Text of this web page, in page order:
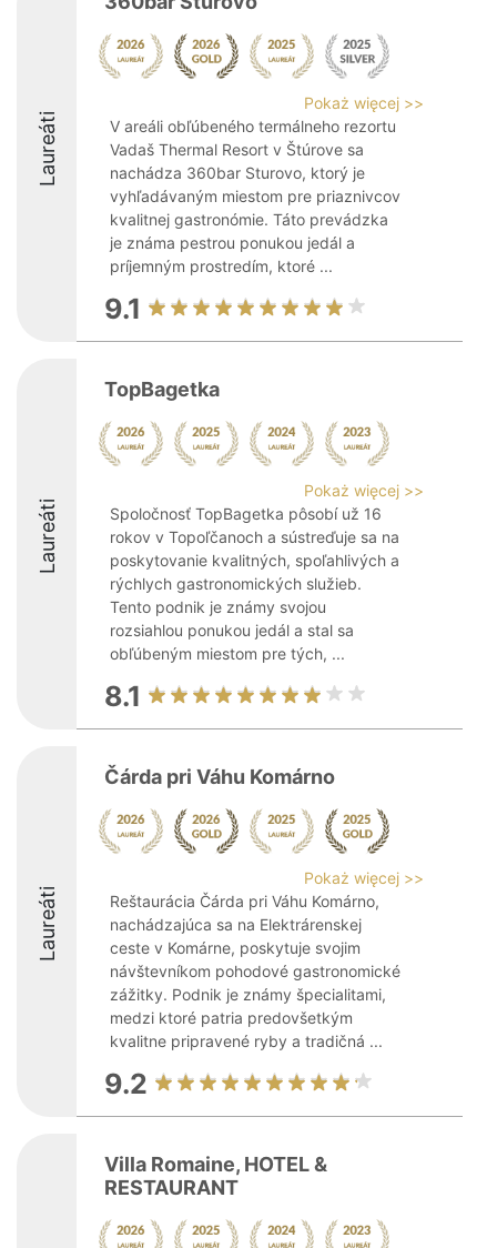
Laureáti
Pokaż więcej >>
V areáli obľúbeného termálneho rezortu
Vadaš Thermal Resort v Štúrove sa
nachádza 360bar Sturovo, ktorý je
vyhľadávaným miestom pre priaznivcov
kvalitnej gastronómie. Táto prevádzka
je známa pestrou ponukou jedál a
príjemným prostredím, ktoré ...
9.1
Laureáti
TopBagetka
Pokaż więcej >>
Spoločnosť TopBagetka pôsobí už 16
rokov v Topoľčanoch a sústreďuje sa na
poskytovanie kvalitných, spoľahlivých a
rýchlych gastronomických služieb.
Tento podnik je známy svojou
rozsiahlou ponukou jedál a stal sa
obľúbeným miestom pre tých, ...
8.1
Laureáti
Čárda pri Váhu Komárno
Pokaż więcej >>
Reštaurácia Čárda pri Váhu Komárno,
nachádzajúca sa na Elektrárenskej
ceste v Komárne, poskytuje svojim
návštevníkom pohodové gastronomické
zážitky. Podnik je známy špecialitami,
medzi ktoré patria predovšetkým
kvalitne pripravené ryby a tradičná ...
9.2
Villa Romaine, HOTEL &
RESTAURANT